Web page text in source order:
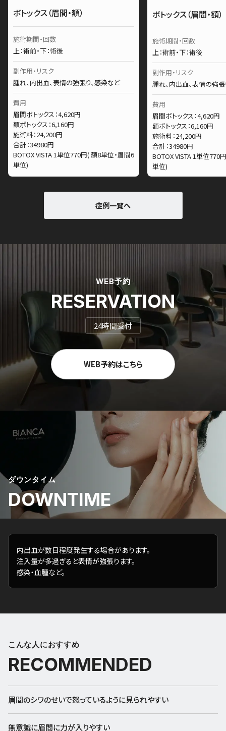
ボトックス（眉間・額）
施術期間・回数
上：術前・下：術後
副作用・リスク
腫れ、内出血、表情の強張り、感染など
費用
眉間ボトックス：4,620円
額ボトックス：6,160円
施術料：24,200円
合計：34980円
BOTOX VISTA 1単位770円( 額8単位・眉間6
単位)
ボトックス（眉間・額）
施術期間・回数
上：術前・下：術後
副作用・リスク
腫れ、内出血、表情の強張
費用
眉間ボトックス：4,620円
額ボトックス：6,160円
施術料：24,200円
合計：34980円
BOTOX VISTA 1単位770
単位)
症例一覧へ
WEB予約
RESERVATION
24時間受付
WEB予約はこちら
ダウンタイム
DOWNTIME
内出血が数日程度発生する場合があります。
注入量が多過ぎると表情が強張ります。
感染・血腫など。
こんな人におすすめ
RECOMMENDED
眉間のシワのせいで怒っているように見られやすい
無意識に眉間に力が入りやすい